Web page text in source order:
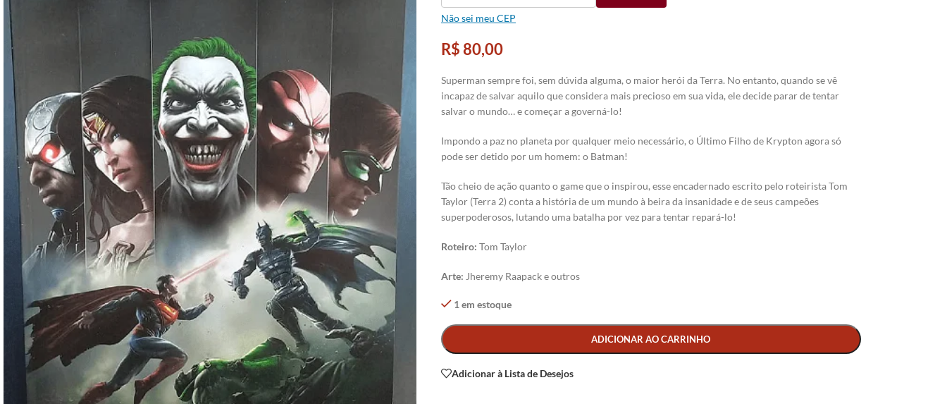
Não sei meu CEP
R$80,00
Superman sempre foi, sem dúvida alguma, o maior herói da Terra. No entanto, quando se vê
incapaz de salvar aquilo que considera mais precioso em sua vida, ele decide parar de tentar
salvar o mundo… e começar a governá-lo!
Impondo a paz no planeta por qualquer meio necessário, o Último Filho de Krypton agora só
pode ser detido por um homem: o Batman!
Tão cheio de ação quanto o game que o inspirou, esse encadernado escrito pelo roteirista Tom
Taylor (Terra 2) conta a história de um mundo à beira da insanidade e de seus campeões
superpoderosos, lutando uma batalha por vez para tentar repará-lo!
Roteiro: Tom Taylor
Arte: Jheremy Raapack e outros
1 em estoque
ADICIONAR AO CARRINHO
Alternative:
Adicionar à Lista de Desejos